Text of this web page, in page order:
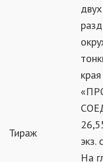
Тираж
экз.
На